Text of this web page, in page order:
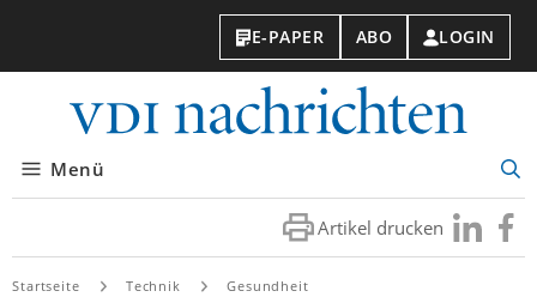
E-PAPER ABO LOGIN
Menü
Artikel drucken Besuchen
Sie
Sie
Startseite Technik Gesundheit